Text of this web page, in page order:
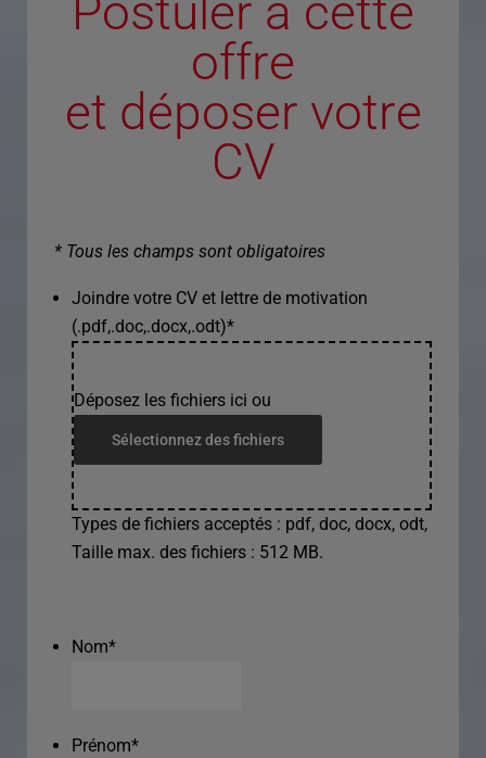
Postuler à cette
offre
et déposer votre
CV
* Tous les champs sont obligatoires
Joindre votre CV et lettre de motivation
(.pdf,.doc,.docx,.odt)*
Déposez les fichiers ici ou
Sélectionnez des fichiers
Types de fichiers acceptés : pdf, doc, docx, odt,
Taille max. des fichiers : 512 MB.
Nom*
Prénom*